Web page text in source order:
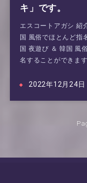
キ」です。
エスコートアガシ 紹
国 風俗でほとんど指
国 夜遊び ＆ 韓国 風
名することができま
2022年12月24日